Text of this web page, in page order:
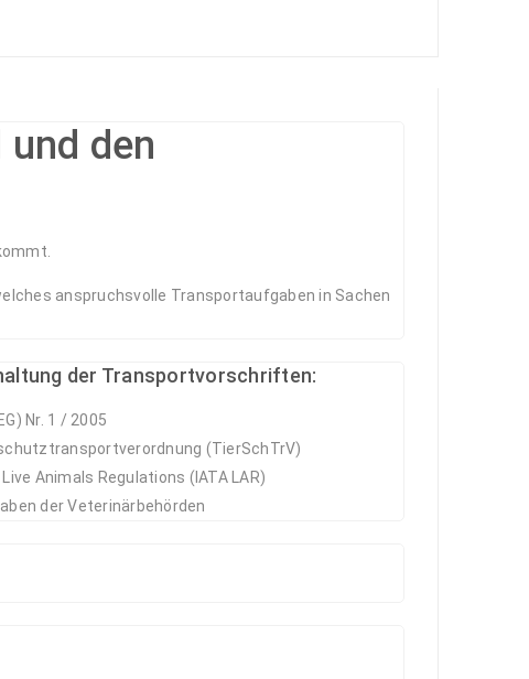
den
anspruchsvolle Transportaufgaben in Sachen
der Transportvorschriften:
Nr. 1 / 2005
(TierSchTrV)
Live Animals Regulations (IATA LAR)
der Veterinärbehörden